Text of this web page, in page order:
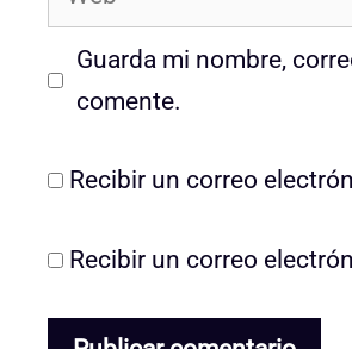
Guarda mi nombre,
comente.
Recibir un correo
Recibir un correo